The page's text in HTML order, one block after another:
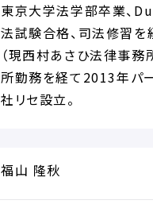
東京大学法学部卒業、
法試験合格、司法修習
（現西村あさひ法律事務
所勤務を経て2013年パ
社リセ設立。
福山 隆秋